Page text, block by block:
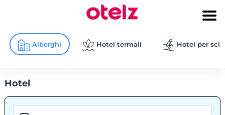
Alberghi Hotel termali Hotel per
Hotel